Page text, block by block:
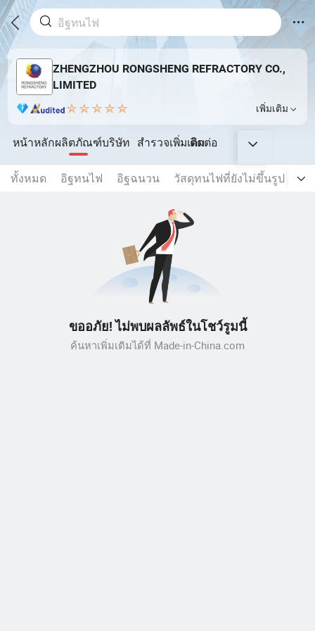
ZHENGZHOU RONGSHENG REFRACTORY CO.,
LIMITED
เพิ่มเติม
หน้าหลักผลิตภัณฑ์บริษัท สำรวจเพิ่มเติมติดต่อ
ทั้งหมด อิฐทนไฟ อิฐฉนวน วัสดุทนไฟที่ยังไม่ขึ้นรูป ผ
ขออภัย! ไม่พบผลลัพธ์ในโชว์รูมนี้
ค้นหาเพิ่มเติมได้ที่ Made-in-China.com